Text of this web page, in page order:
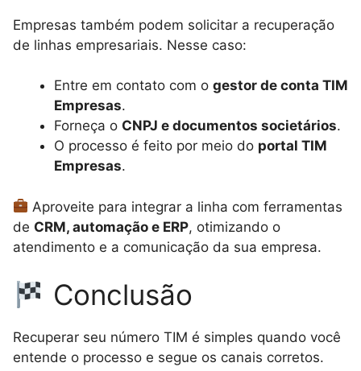
Empresas também podem solicitar a recuperação
de linhas empresariais. Nesse caso:
Entre em contato com o gestor de conta TIM
Empresas.
Forneça o CNPJ e documentos societários.
O processo é feito por meio do portal TIM
Empresas.
Aproveite para integrar a linha com ferramentas
de CRM, automação e ERP, otimizando o
atendimento e a comunicação da sua empresa.
Conclusão
Recuperar seu número TIM é simples quando você
entende o processo e segue os canais corretos.